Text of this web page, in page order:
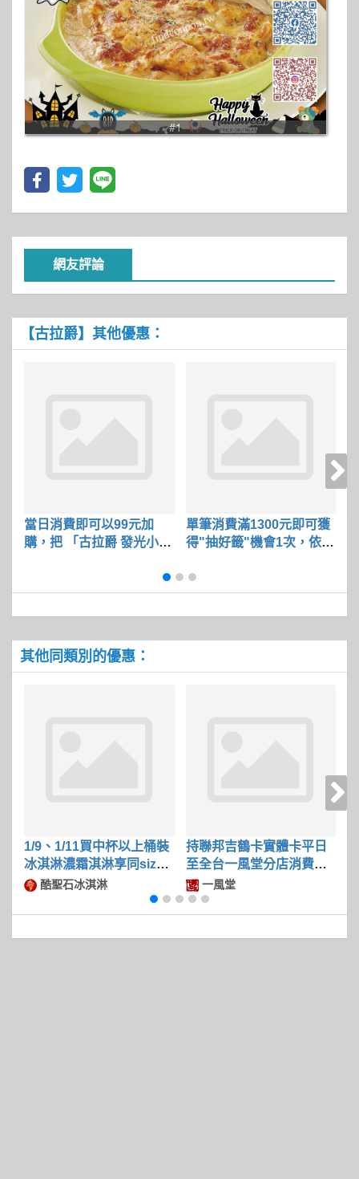
#1
網友評論
【古拉爵】其他優惠：
當日消費即可以99元加
購，把 「古拉爵 發光小扛
單筆消費滿1300元即可獲
得"抽好籤"機會1次，依此
其他同類別的優惠：
1/9、1/11買中杯以上桶裝
冰淇淋濃霜淇淋享同size
冰淇淋第二件50
酷聖石冰淇淋
持聯邦吉鶴卡實體卡平日
至全台一風堂分店消費滿
$600可現折$50
一風堂